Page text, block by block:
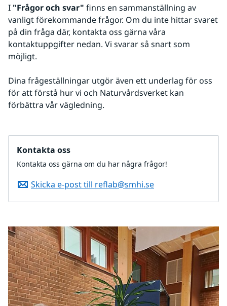
I "Frågor och svar" finns en sammanställning av
vanligt förekommande frågor. Om du inte hittar svaret
på din fråga där, kontakta oss gärna våra
kontaktuppgifter nedan. Vi svarar så snart som
möjligt.
Dina frågeställningar utgör även ett underlag för oss
för att förstå hur vi och Naturvårdsverket kan
förbättra vår vägledning.
Kontakta oss
Kontakta oss gärna om du har några frågor!
Skicka e-post till reflab@smhi.se